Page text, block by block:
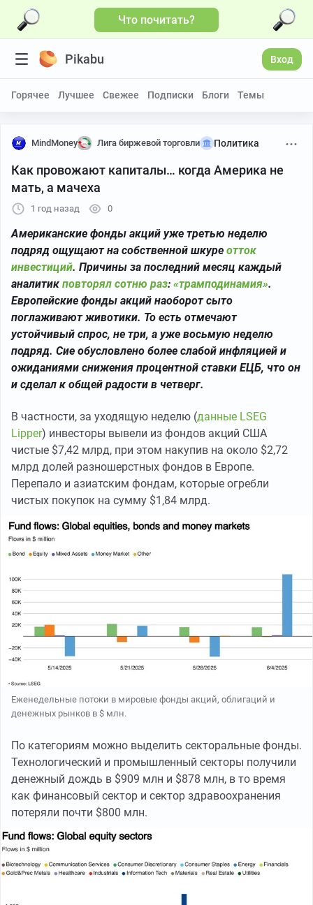
Что почитать?
Pikabu Вход
Горячее Лучшее Свежее Подписки Блоги Темы
MindMoney Лига биржевой торговли Политика
Как провожают капиталы… когда Америка не
мать, а мачеха
1 год назад 0
Американские фонды акций уже третью неделю
подряд ощущают на собственной шкуре отток
инвестиций. Причины за последний месяц каждый
аналитик повторял сотню раз: «трамподинамия».
Европейские фонды акций наоборот сыто
поглаживают животики. То есть отмечают
устойчивый спрос, не три, а уже восьмую неделю
подряд. Сие обусловлено более слабой инфляцией и
ожиданиями снижения процентной ставки ЕЦБ, что он
и сделал к общей радости в четверг.
В частности, за уходящую неделю (данные LSEG
Lipper) инвесторы вывели из фондов акций США
чистые $7,42 млрд, при этом накупив на около $2,72
млрд долей разношерстных фондов в Европе.
Перепало и азиатским фондам, которые огребли
чистых покупок на сумму $1,84 млрд.
Еженедельные потоки в мировые фонды акций, облигаций и
денежных рынков в $ млн.
По категориям можно выделить секторальные фонды.
Технологический и промышленный секторы получили
денежный дождь в $909 млн и $878 млн, в то время
как финансовый сектор и сектор здравоохранения
потеряли почти $800 млн.